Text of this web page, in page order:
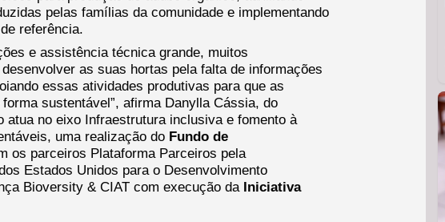
pelas famílias da comunidade e implementando
referência.
e assistência técnica grande, muitos
as suas hortas pela falta de informações
essas atividades produtivas para que as
sustentável”, afirma Danylla Cássia, do
atua no eixo Infraestrutura inclusiva e fomento à
uma realização do Fundo de
os parceiros Plataforma Parceiros pela
Estados Unidos para o Desenvolvimento
Bioversity & CIAT com execução da Iniciativa